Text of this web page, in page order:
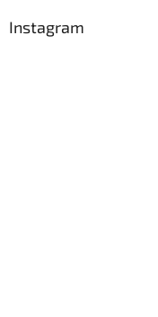
Instagram